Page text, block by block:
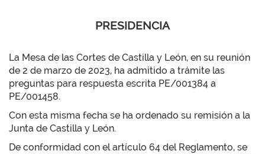
PRESIDENCIA
La Mesa de las Cortes de Castilla y León, en su reunión
de 2 de marzo de 2023, ha admitido a trámite las
preguntas para respuesta escrita PE/001384 a
PE/001458.
Con esta misma fecha se ha ordenado su remisión a la
Junta de Castilla y León.
De conformidad con el artículo 64 del Reglamento, se